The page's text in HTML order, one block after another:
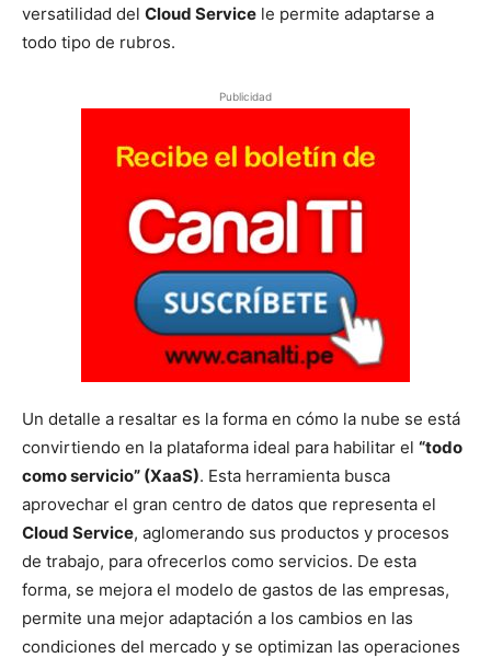
versatilidad del Cloud Service le permite adaptarse a
todo tipo de rubros.
Publicidad
Un detalle a resaltar es la forma en cómo la nube se está
convirtiendo en la plataforma ideal para habilitar el “todo
como servicio” (XaaS). Esta herramienta busca
aprovechar el gran centro de datos que representa el
Cloud Service, aglomerando sus productos y procesos
de trabajo, para ofrecerlos como servicios. De esta
forma, se mejora el modelo de gastos de las empresas,
permite una mejor adaptación a los cambios en las
condiciones del mercado y se optimizan las operaciones